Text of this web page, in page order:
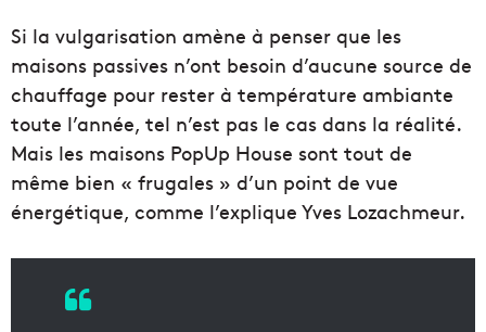
Si la vulgarisation amène à penser que les
maisons passives n’ont besoin d’aucune source de
chauffage pour rester à température ambiante
toute l’année, tel n’est pas le cas dans la réalité.
Mais les maisons PopUp House sont tout de
même bien « frugales » d’un point de vue
énergétique, comme l’explique Yves Lozachmeur.